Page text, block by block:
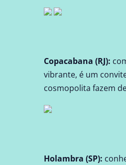
Copacabana (RJ):
vibrante, é um
cosmopolita fazem
Holambra (SP):